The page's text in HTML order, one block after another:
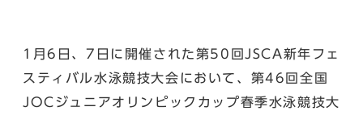
1月6日、7日に開催された第50回JSCA新年フェ
スティバル水泳競技大会において、第46回全国
JOCジュニアオリンピックカップ春季水泳競技大